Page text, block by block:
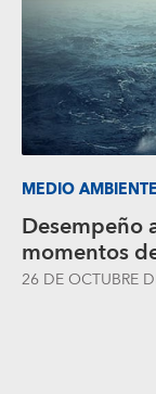
MEDIO AMBIENTE
Desempeño
momentos
26 DE OCTUBRE